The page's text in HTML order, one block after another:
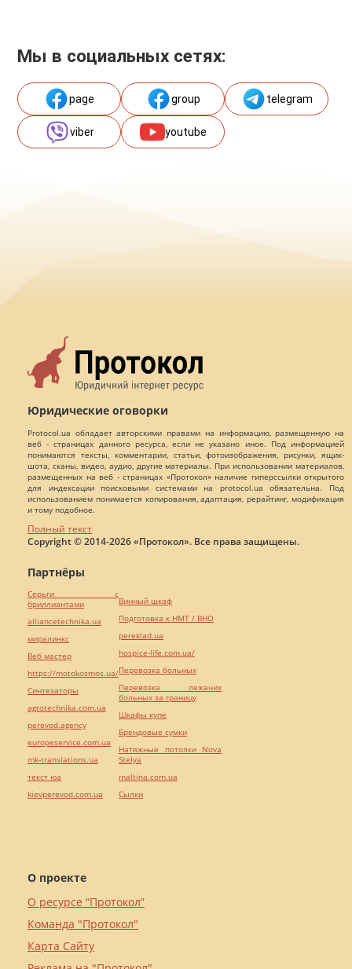
Мы в социальных сетях:
page group telegram
viber youtube
Юридические оговорки
Protocol.ua обладает авторскими правами на информацию, размещенную на
веб - страницах данного ресурса, если не указано иное. Под информацией
понимаются тексты, комментарии, статьи, фотоизображения, рисунки, ящик-
шота, сканы, видео, аудио, другие материалы. При использовании материалов,
размещенных на веб - страницах «Протокол» наличие гиперссылки открытого
для индексации поисковыми системами на protocol.ua обязательна. Под
использованием понимается копирования, адаптация, рерайтинг, модификация
и тому подобное.
Полный текст
Copyright © 2014-2026 «Протокол». Все права защищены.
О проекте
О ресурсе “Протокол”
Команда "Протокол"
Карта Сайту
Партнёры
Серьги с
бриллиантами
alliancetechnika.ua
миралинкс
Веб мастер
https://motokosmos.ua/
Синтезаторы
agrotechnika.com.ua
perevod.agency
europeservice.com.ua
mk-translations.ua
текст юа
kievperevod.com.ua
Винный шкаф
Подготовка к НМТ / ВНО
pereklad.ua
hospice-life.com.ua/
Перевозка больных
Перевозка лежачих
больных за границу
Шкафы купе
Брендовые сумки
Натяжные потолки Nova
Stelya
maltina.com.ua
Cылки